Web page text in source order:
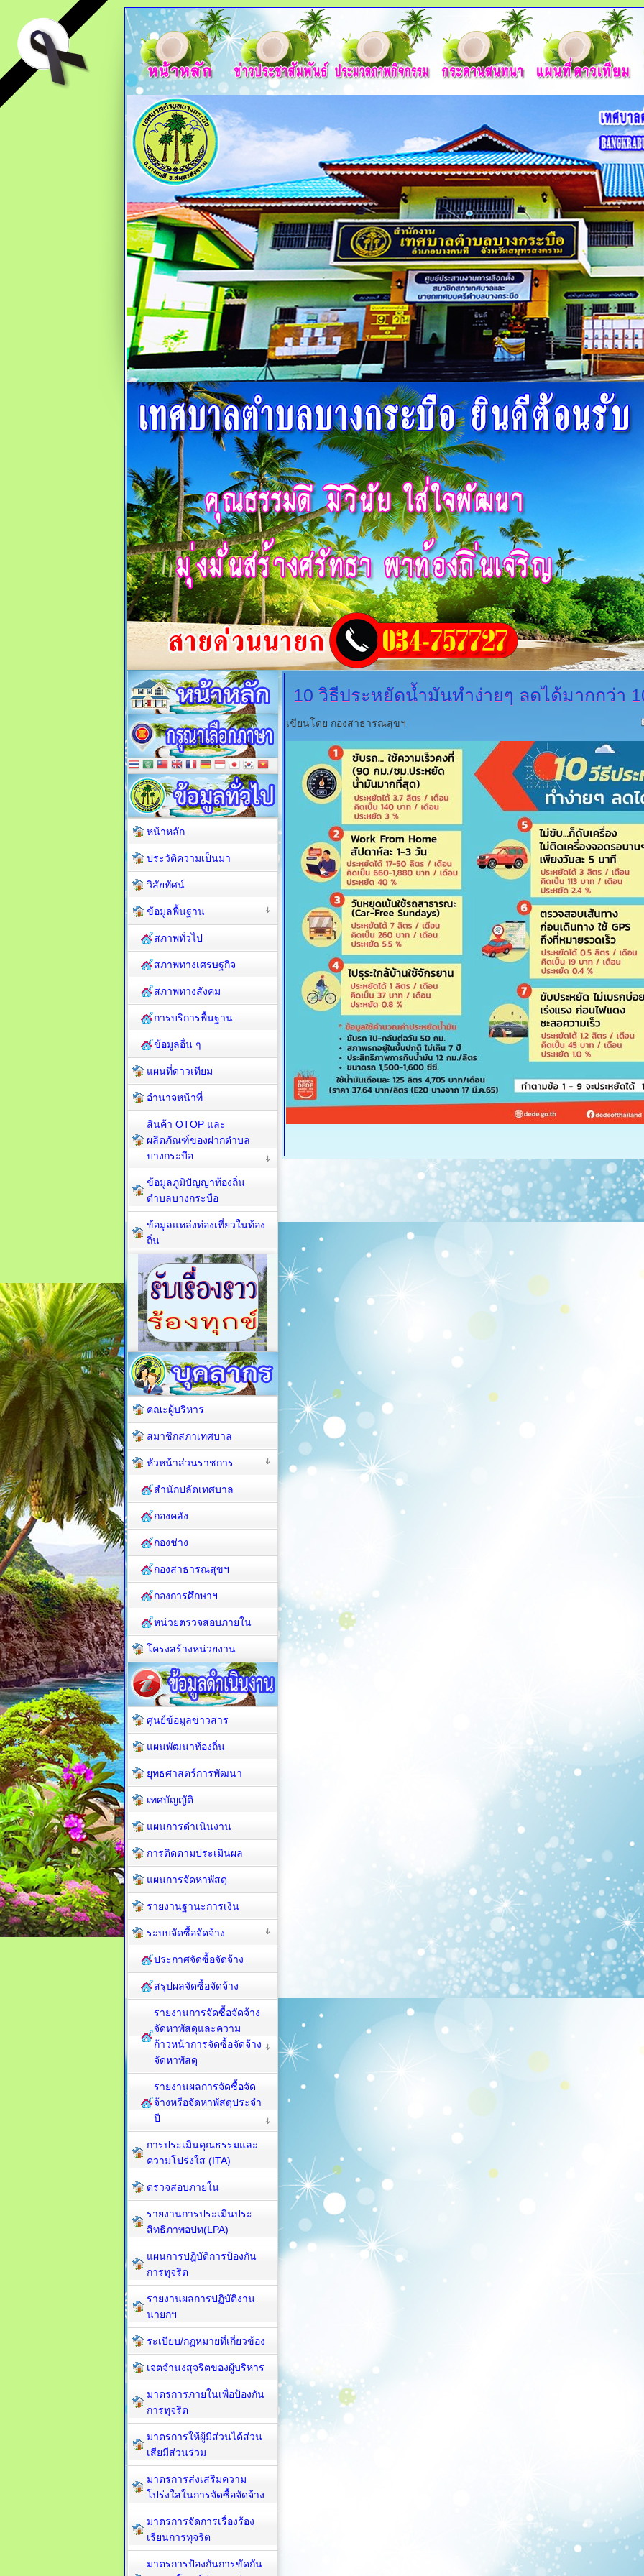
10 วิธีประหยัดน้ำมันทำง่ายๆ ลดได้มากกว่า
เขียนโดย กองสาธารณสุขฯ
หน้าหลัก
ประวัติความเป็นมา
วิสัยทัศน์
ข้อมูลพื้นฐาน
สภาพทั่วไป
สภาพทางเศรษฐกิจ
สภาพทางสังคม
การบริการพื้นฐาน
ข้อมูลอื่น ๆ
แผนที่ดาวเทียม
อำนาจหน้าที่
สินค้า OTOP และ
ผลิตภัณฑ์ของฝากตำบล
บางกระบือ
ข้อมูลภูมิปัญญาท้องถิ่น
ตำบลบางกระบือ
ข้อมูลแหล่งท่องเที่ยวในท้อง
ถิ่น
คณะผู้บริหาร
สมาชิกสภาเทศบาล
หัวหน้าส่วนราชการ
สำนักปลัดเทศบาล
กองคลัง
กองช่าง
กองสาธารณสุขฯ
กองการศึกษาฯ
หน่วยตรวจสอบภายใน
โครงสร้างหน่วยงาน
ศูนย์ข้อมูลข่าวสาร
แผนพัฒนาท้องถิ่น
ยุทธศาสตร์การพัฒนา
เทศบัญญัติ
แผนการดำเนินงาน
การติดตามประเมินผล
แผนการจัดหาพัสดุ
รายงานฐานะการเงิน
ระบบจัดซื้อจัดจ้าง
ประกาศจัดซื้อจัดจ้าง
สรุปผลจัดซื้อจัดจ้าง
รายงานการจัดซื้อจัดจ้าง
จัดหาพัสดุและความ
ก้าวหน้าการจัดซื้อจัดจ้าง
จัดหาพัสดุ
รายงานผลการจัดซื้อจัด
จ้างหรือจัดหาพัสดุประจำ
ปี
การประเมินคุณธรรมและ
ความโปร่งใส (ITA)
ตรวจสอบภายใน
รายงานการประเมินประ
สิทธิภาพอปท(LPA)
แผนการปฎิบัติการป้องกัน
การทุจริต
รายงานผลการปฏิบัติงาน
นายกฯ
ระเบียบ/กฏหมายที่เกี่ยวข้อง
เจตจำนงสุจริตของผู้บริหาร
มาตรการภายในเพื่อป้องกัน
การทุจริต​
มาตรการให้ผู้มีส่วนได้ส่วน
เสียมีส่วนร่วม
มาตรการส่งเสริมความ
โปร่งใสในการจัดซื้อจัดจ้าง
มาตรการจัดการเรื่องร้อง
เรียนการทุจริต
มาตรการป้องกันการขัดกัน